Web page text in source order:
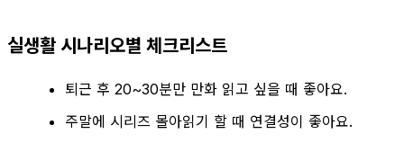
실생활 시나리오별 체크리스트
퇴근 후 20~30분만 만화 읽고 싶을 때 좋아요.
주말에 시리즈 몰아읽기 할 때 연결성이 좋아요.